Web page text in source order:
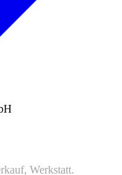
Werkstatt.